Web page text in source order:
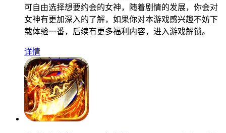
可自由选择想要约会的女神，随着剧情的发展，你会对
女神有更加深入的了解，如果你对本游戏感兴趣不妨下
载体验一番，后续有更多福利内容，进入游戏解锁。
详情